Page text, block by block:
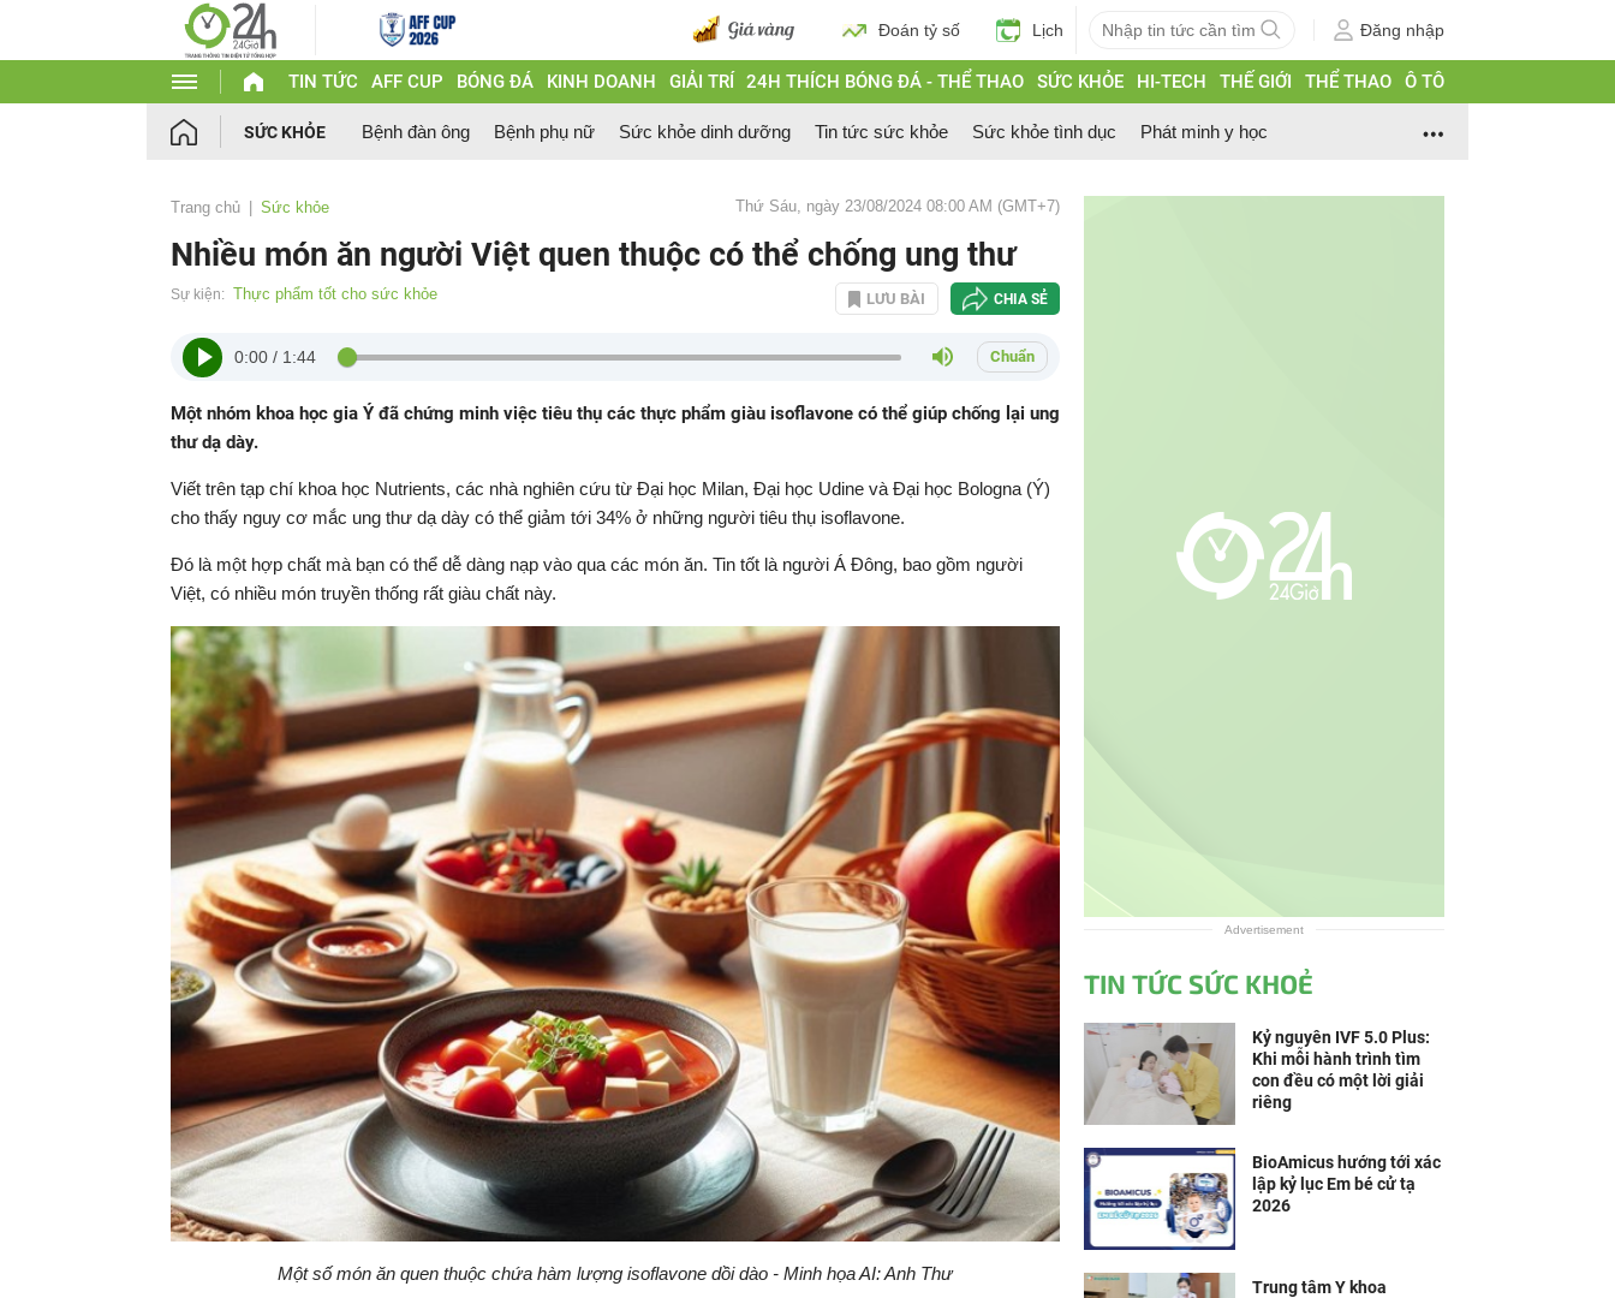
Đoán tỷ số Lịch Đăng nhập
TIN TỨC AFF CUP BÓNG ĐÁ KINH DOANH GIẢI TRÍ 24H THÍCH BÓNG ĐÁ - THỂ THAO SỨC KHỎE HI-TECH THẾ GIỚI THỂ THAO Ô TÔ
SỨC KHỎE Bệnh đàn ông Bệnh phụ nữ Sức khỏe dinh dưỡng Tin tức sức khỏe Sức khỏe tình dục Phát minh y học
Trang chủ Sức khỏe Thứ Sáu, ngày 23/08/2024 08:00 AM (GMT+7)
Nhiều món ăn người Việt quen thuộc có thể chống ung thư
Sự kiện: Thực phẩm tốt cho sức khỏe LƯU BÀI CHIA SẺ
0:00 / 1:44 Chuẩn
Một nhóm khoa học gia Ý đã chứng minh việc tiêu thụ các thực phẩm giàu isoflavone có thể giúp chống lại ung
thư dạ dày.
Viết trên tạp chí khoa học Nutrients, các nhà nghiên cứu từ Đại học Milan, Đại học Udine và Đại học Bologna (Ý)
cho thấy nguy cơ mắc ung thư dạ dày có thể giảm tới 34% ở những người tiêu thụ isoflavone.
Đó là một hợp chất mà bạn có thể dễ dàng nạp vào qua các món ăn. Tin tốt là người Á Đông, bao gồm người
Việt, có nhiều món truyền thống rất giàu chất này.
Một số món ăn quen thuộc chứa hàm lượng isoflavone dồi dào - Minh họa AI: Anh Thư
Advertisement
TIN TỨC SỨC KHOẺ
Kỷ nguyên IVF 5.0 Plus:
Khi mỗi hành trình tìm
con đều có một lời giải
riêng
BioAmicus hướng tới xác
lập kỷ lục Em bé cử tạ
2026
Trung tâm Y khoa